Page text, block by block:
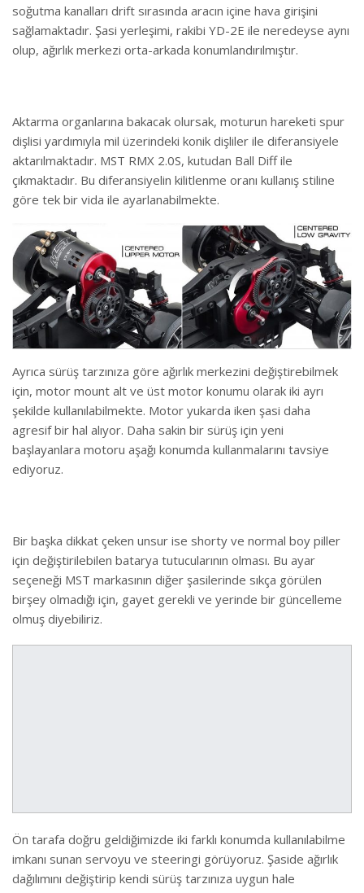
soğutma kanalları drift sırasında aracın içine hava girişini
sağlamaktadır. Şasi yerleşimi, rakibi YD-2E ile neredeyse aynı
olup, ağırlık merkezi orta-arkada konumlandırılmıştır.
Aktarma organlarına bakacak olursak, moturun hareketi spur
dişlisi yardımıyla mil üzerindeki konik dişliler ile diferansiyele
aktarılmaktadır. MST RMX 2.0S, kutudan Ball Diff ile
çıkmaktadır. Bu diferansiyelin kilitlenme oranı kullanış stiline
göre tek bir vida ile ayarlanabilmekte.
Ayrıca sürüş tarzınıza göre ağırlık merkezini değiştirebilmek
için, motor mount alt ve üst motor konumu olarak iki ayrı
şekilde kullanılabilmekte. Motor yukarda iken şasi daha
agresif bir hal alıyor. Daha sakin bir sürüş için yeni
başlayanlara motoru aşağı konumda kullanmalarını tavsiye
ediyoruz.
Bir başka dikkat çeken unsur ise shorty ve normal boy piller
için değiştirilebilen batarya tutucularının olması. Bu ayar
seçeneği MST markasının diğer şasilerinde sıkça görülen
birşey olmadığı için, gayet gerekli ve yerinde bir güncelleme
olmuş diyebiliriz.
Ön tarafa doğru geldiğimizde iki farklı konumda kullanılabilme
imkanı sunan servoyu ve steeringi görüyoruz. Şaside ağırlık
dağılımını değiştirip kendi sürüş tarzınıza uygun hale